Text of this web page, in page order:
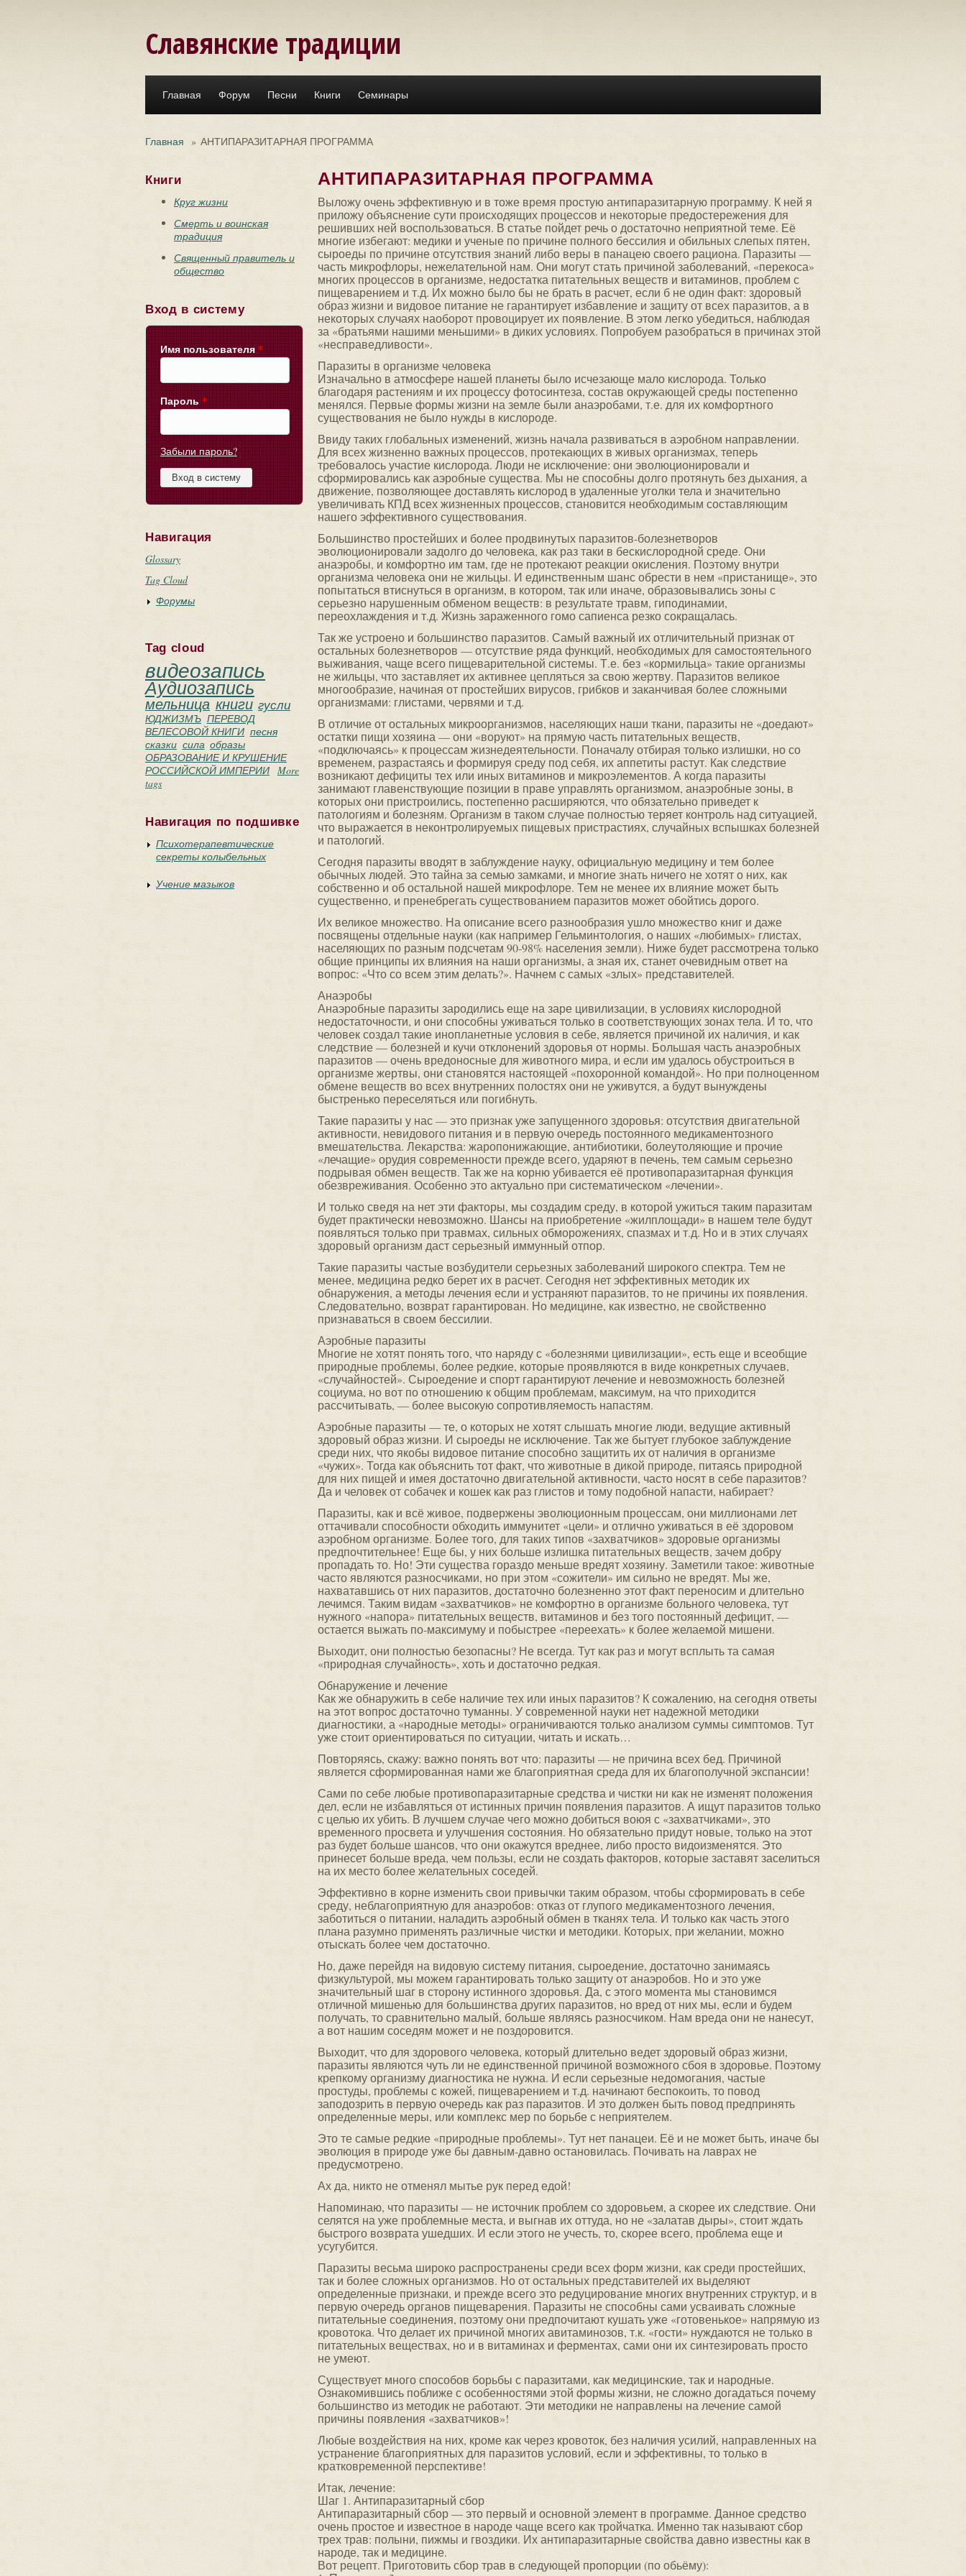
Славянские традиции
Главная Форум Песни Книги Семинары
Главная » АНТИПАРАЗИТАРНАЯ ПРОГРАММА
Книги
Круг жизни
Смерть и воинская
традиция
Священный правитель и
общество
Вход в систему
Имя пользователя *
Пароль *
Забыли пароль?
Навигация
Glossary
Tag Cloud
Форумы
Tag cloud
видеозапись
Аудиозапись
мельница книги гусли
ЮДЖИЗМЪ ПЕРЕВОД
ВЕЛЕСОВОЙ КНИГИ песня
сказки сила образы
ОБРАЗОВАНИЕ И КРУШЕНИЕ
РОССИЙСКОЙ ИМПЕРИИ More
tags
Навигация по подшивке
Психотерапевтические
секреты колыбельных
Учение мазыков
АНТИПАРАЗИТАРНАЯ ПРОГРАММА
Выложу очень эффективную и в тоже время простую антипаразитарную программу. К ней я
приложу объяснение сути происходящих процессов и некоторые предостережения для
решивших ней воспользоваться. В статье пойдет речь о достаточно неприятной теме. Её
многие избегают: медики и ученые по причине полного бессилия и обильных слепых пятен,
сыроеды по причине отсутствия знаний либо веры в панацею своего рациона. Паразиты —
часть микрофлоры, нежелательной нам. Они могут стать причиной заболеваний, «перекоса»
многих процессов в организме, недостатка питательных веществ и витаминов, проблем с
пищеварением и т.д. Их можно было бы не брать в расчет, если б не один факт: здоровый
образ жизни и видовое питание не гарантирует избавление и защиту от всех паразитов, а в
некоторых случаях наоборот провоцирует их появление. В этом легко убедиться, наблюдая
за «братьями нашими меньшими» в диких условиях. Попробуем разобраться в причинах этой
«несправедливости».
Паразиты в организме человека
Изначально в атмосфере нашей планеты было исчезающе мало кислорода. Только
благодаря растениям и их процессу фотосинтеза, состав окружающей среды постепенно
менялся. Первые формы жизни на земле были анаэробами, т.е. для их комфортного
существования не было нужды в кислороде.
Ввиду таких глобальных изменений, жизнь начала развиваться в аэробном направлении.
Для всех жизненно важных процессов, протекающих в живых организмах, теперь
требовалось участие кислорода. Люди не исключение: они эволюционировали и
сформировались как аэробные существа. Мы не способны долго протянуть без дыхания, а
движение, позволяющее доставлять кислород в удаленные уголки тела и значительно
увеличивать КПД всех жизненных процессов, становится необходимым составляющим
нашего эффективного существования.
Большинство простейших и более продвинутых паразитов-болезнетворов
эволюционировали задолго до человека, как раз таки в бескислородной среде. Они
анаэробы, и комфортно им там, где не протекают реакции окисления. Поэтому внутри
организма человека они не жильцы. И единственным шанс обрести в нем «пристанище», это
попытаться втиснуться в организм, в котором, так или иначе, образовывались зоны с
серьезно нарушенным обменом веществ: в результате травм, гиподинамии,
переохлаждения и т.д. Жизнь зараженного гомо сапиенса резко сокращалась.
Так же устроено и большинство паразитов. Самый важный их отличительный признак от
остальных болезнетворов — отсутствие ряда функций, необходимых для самостоятельного
выживания, чаще всего пищеварительной системы. Т.е. без «кормильца» такие организмы
не жильцы, что заставляет их активнее цепляться за свою жертву. Паразитов великое
многообразие, начиная от простейших вирусов, грибков и заканчивая более сложными
организмами: глистами, червями и т.д.
В отличие от остальных микроорганизмов, населяющих наши ткани, паразиты не «доедают»
остатки пищи хозяина — они «воруют» на прямую часть питательных веществ,
«подключаясь» к процессам жизнедеятельности. Поначалу отбирая только излишки, но со
временем, разрастаясь и формируя среду под себя, их аппетиты растут. Как следствие
возникают дефициты тех или иных витаминов и микроэлементов. А когда паразиты
занимают главенствующие позиции в праве управлять организмом, анаэробные зоны, в
которых они пристроились, постепенно расширяются, что обязательно приведет к
патологиям и болезням. Организм в таком случае полностью теряет контроль над ситуацией,
что выражается в неконтролируемых пищевых пристрастиях, случайных вспышках болезней
и патологий.
Сегодня паразиты вводят в заблуждение науку, официальную медицину и тем более
обычных людей. Это тайна за семью замками, и многие знать ничего не хотят о них, как
собственно и об остальной нашей микрофлоре. Тем не менее их влияние может быть
существенно, и пренебрегать существованием паразитов может обойтись дорого.
Их великое множество. На описание всего разнообразия ушло множество книг и даже
посвящены отдельные науки (как например Гельминтология, о наших «любимых» глистах,
населяющих по разным подсчетам 90-98% населения земли). Ниже будет рассмотрена только
общие принципы их влияния на наши организмы, а зная их, станет очевидным ответ на
вопрос: «Что со всем этим делать?». Начнем с самых «злых» представителей.
Анаэробы
Анаэробные паразиты зародились еще на заре цивилизации, в условиях кислородной
недостаточности, и они способны уживаться только в соответствующих зонах тела. И то, что
человек создал такие инопланетные условия в себе, является причиной их наличия, и как
следствие — болезней и кучи отклонений здоровья от нормы. Большая часть анаэробных
паразитов — очень вредоносные для животного мира, и если им удалось обустроиться в
организме жертвы, они становятся настоящей «похоронной командой». Но при полноценном
обмене веществ во всех внутренних полостях они не уживутся, а будут вынуждены
быстренько переселяться или погибнуть.
Такие паразиты у нас — это признак уже запущенного здоровья: отсутствия двигательной
активности, невидового питания и в первую очередь постоянного медикаментозного
вмешательства. Лекарства: жаропонижающие, антибиотики, болеутоляющие и прочие
«лечащие» орудия современности прежде всего, ударяют в печень, тем самым серьезно
подрывая обмен веществ. Так же на корню убивается её противопаразитарная функция
обезвреживания. Особенно это актуально при систематическом «лечении».
И только сведя на нет эти факторы, мы создадим среду, в которой ужиться таким паразитам
будет практически невозможно. Шансы на приобретение «жилплощади» в нашем теле будут
появляться только при травмах, сильных обморожениях, спазмах и т.д. Но и в этих случаях
здоровый организм даст серьезный иммунный отпор.
Такие паразиты частые возбудители серьезных заболеваний широкого спектра. Тем не
менее, медицина редко берет их в расчет. Сегодня нет эффективных методик их
обнаружения, а методы лечения если и устраняют паразитов, то не причины их появления.
Следовательно, возврат гарантирован. Но медицине, как известно, не свойственно
признаваться в своем бессилии.
Аэробные паразиты
Многие не хотят понять того, что наряду с «болезнями цивилизации», есть еще и всеобщие
природные проблемы, более редкие, которые проявляются в виде конкретных случаев,
«случайностей». Сыроедение и спорт гарантируют лечение и невозможность болезней
социума, но вот по отношению к общим проблемам, максимум, на что приходится
рассчитывать, — более высокую сопротивляемость напастям.
Аэробные паразиты — те, о которых не хотят слышать многие люди, ведущие активный
здоровый образ жизни. И сыроеды не исключение. Так же бытует глубокое заблуждение
среди них, что якобы видовое питание способно защитить их от наличия в организме
«чужих». Тогда как объяснить тот факт, что животные в дикой природе, питаясь природной
для них пищей и имея достаточно двигательной активности, часто носят в себе паразитов?
Да и человек от собачек и кошек как раз глистов и тому подобной напасти, набирает?
Паразиты, как и всё живое, подвержены эволюционным процессам, они миллионами лет
оттачивали способности обходить иммунитет «цели» и отлично уживаться в её здоровом
аэробном организме. Более того, для таких типов «захватчиков» здоровые организмы
предпочтительнее! Еще бы, у них больше излишка питательных веществ, зачем добру
пропадать то. Но! Эти существа гораздо меньше вредят хозяину. Заметили такое: животные
часто являются разносчиками, но при этом «сожители» им сильно не вредят. Мы же,
нахватавшись от них паразитов, достаточно болезненно этот факт переносим и длительно
лечимся. Таким видам «захватчиков» не комфортно в организме больного человека, тут
нужного «напора» питательных веществ, витаминов и без того постоянный дефицит, —
остается выжать по-максимуму и побыстрее «переехать» к более желаемой мишени.
Выходит, они полностью безопасны? Не всегда. Тут как раз и могут всплыть та самая
«природная случайность», хоть и достаточно редкая.
Обнаружение и лечение
Как же обнаружить в себе наличие тех или иных паразитов? К сожалению, на сегодня ответы
на этот вопрос достаточно туманны. У современной науки нет надежной методики
диагностики, а «народные методы» ограничиваются только анализом суммы симптомов. Тут
уже стоит ориентироваться по ситуации, читать и искать…
Повторяясь, скажу: важно понять вот что: паразиты — не причина всех бед. Причиной
является сформированная нами же благоприятная среда для их благополучной экспансии!
Сами по себе любые противопаразитарные средства и чистки ни как не изменят положения
дел, если не избавляться от истинных причин появления паразитов. А ищут паразитов только
с целью их убить. В лучшем случае чего можно добиться воюя с «захватчиками», это
временного просвета и улучшения состояния. Но обязательно придут новые, только на этот
раз будет больше шансов, что они окажутся вреднее, либо просто видоизменятся. Это
принесет больше вреда, чем пользы, если не создать факторов, которые заставят заселиться
на их место более желательных соседей.
Эффективно в корне изменить свои привычки таким образом, чтобы сформировать в себе
среду, неблагоприятную для анаэробов: отказ от глупого медикаментозного лечения,
заботиться о питании, наладить аэробный обмен в тканях тела. И только как часть этого
плана разумно применять различные чистки и методики. Которых, при желании, можно
отыскать более чем достаточно.
Но, даже перейдя на видовую систему питания, сыроедение, достаточно занимаясь
физкультурой, мы можем гарантировать только защиту от анаэробов. Но и это уже
значительный шаг в сторону истинного здоровья. Да, с этого момента мы становимся
отличной мишенью для большинства других паразитов, но вред от них мы, если и будем
получать, то сравнительно малый, больше являясь разносчиком. Нам вреда они не нанесут,
а вот нашим соседям может и не поздоровится.
Выходит, что для здорового человека, который длительно ведет здоровый образ жизни,
паразиты являются чуть ли не единственной причиной возможного сбоя в здоровье. Поэтому
крепкому организму диагностика не нужна. И если серьезные недомогания, частые
простуды, проблемы с кожей, пищеварением и т.д. начинают беспокоить, то повод
заподозрить в первую очередь как раз паразитов. И это должен быть повод предпринять
определенные меры, или комплекс мер по борьбе с неприятелем.
Это те самые редкие «природные проблемы». Тут нет панацеи. Её и не может быть, иначе бы
эволюция в природе уже бы давным-давно остановилась. Почивать на лаврах не
предусмотрено.
Ах да, никто не отменял мытье рук перед едой!
Напоминаю, что паразиты — не источник проблем со здоровьем, а скорее их следствие. Они
селятся на уже проблемные места, и выгнав их оттуда, но не «залатав дыры», стоит ждать
быстрого возврата ушедших. И если этого не учесть, то, скорее всего, проблема еще и
усугубится.
Паразиты весьма широко распространены среди всех форм жизни, как среди простейших,
так и более сложных организмов. Но от остальных представителей их выделяют
определенные признаки, и прежде всего это редуцирование многих внутренних структур, и в
первую очередь органов пищеварения. Паразиты не способны сами усваивать сложные
питательные соединения, поэтому они предпочитают кушать уже «готовенькое» напрямую из
кровотока. Что делает их причиной многих авитаминозов, т.к. «гости» нуждаются не только в
питательных веществах, но и в витаминах и ферментах, сами они их синтезировать просто
не умеют.
Существует много способов борьбы с паразитами, как медицинские, так и народные.
Ознакомившись поближе с особенностями этой формы жизни, не сложно догадаться почему
большинство из методик не работают. Эти методики не направлены на лечение самой
причины появления «захватчиков»!
Любые воздействия на них, кроме как через кровоток, без наличия усилий, направленных на
устранение благоприятных для паразитов условий, если и эффективны, то только в
кратковременной перспективе!
Итак, лечение:
Шаг 1. Антипаразитарный сбор
Антипаразитарный сбор — это первый и основной элемент в программе. Данное средство
очень простое и известное в народе чаще всего как тройчатка. Именно так называют сбор
трех трав: полыни, пижмы и гвоздики. Их антипаразитарные свойства давно известны как в
народе, так и медицине.
Вот рецепт. Приготовить сбор трав в следующей пропорции (по обьёму):